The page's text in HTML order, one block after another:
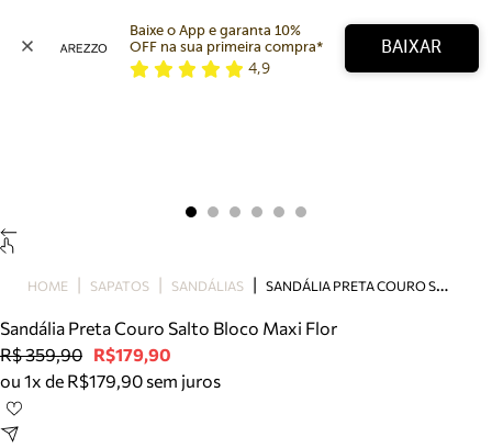
Bolsa
Tamanco
Tênis
Mule
Baixe o App e garanta 10%
OFF na sua primeira compra*
4,9
BAIXAR
HOME SAPATOS SANDÁLIAS S
ANDÁLIA PRETA COURO SALTO BLOCO MAXI FLOR
Sandália Preta Couro Salto Bloco Maxi Flor
R$ 359,90 R$179,90
ou 1x de R$179,90 sem juros